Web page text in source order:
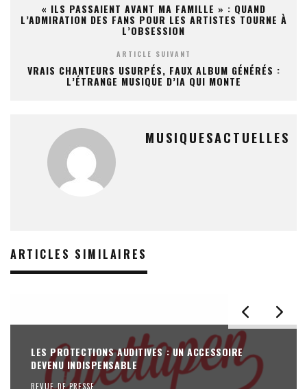
« ILS PASSAIENT AVANT MA FAMILLE » : QUAND
L’ADMIRATION DES FANS POUR LES ARTISTES TOURNE À
L’OBSESSION
ARTICLE SUIVANT
VRAIS CHANTEURS USURPÉS, FAUX ALBUM GÉNÉRÉS :
L’ÉTRANGE MUSIQUE D’IA QUI MONTE
MUSIQUESACTUELLES
ARTICLES SIMILAIRES
LES PROTECTIONS AUDITIVES : UN ACCESSOIRE
DEVENU INDISPENSABLE
REVUE DE PRESSE